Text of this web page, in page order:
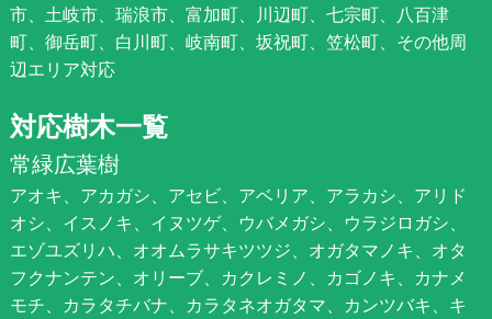
市、土岐市、瑞浪市、富加町、川辺町、七宗町、八百津
町、御岳町、白川町、岐南町、坂祝町、笠松町、その他周
辺エリア対応
対応樹木一覧
常緑広葉樹
アオキ、アカガシ、アセビ、アベリア、アラカシ、アリド
オシ、イスノキ、イヌツゲ、ウバメガシ、ウラジロガシ、
エゾユズリハ、オオムラサキツツジ、オガタマノキ、オタ
フクナンテン、オリーブ、カクレミノ、カゴノキ、カナメ
モチ、カラタチバナ、カラタネオガタマ、カンツバキ、キ